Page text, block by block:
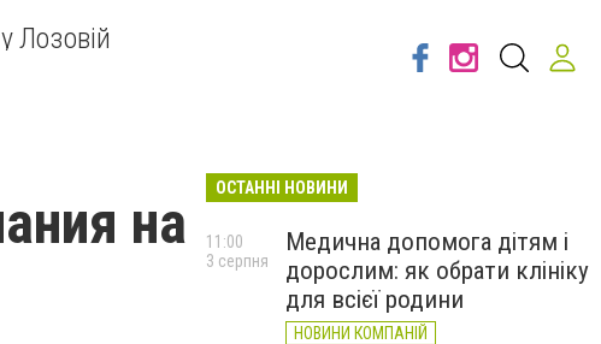
Лозовій
на
ОСТАННІ НОВИНИ
Медична допомога дітям і
дорослим: як обрати клініку
для всієї родини
НОВИНИ КОМПАНІЙ
11:00
3 серпня